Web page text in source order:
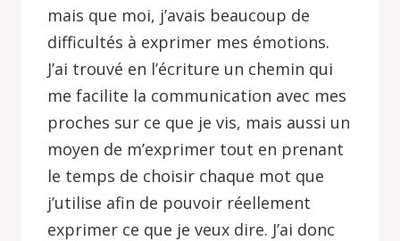
mais que moi, j’avais beaucoup de
difficultés à exprimer mes émotions.
J’ai trouvé en l’écriture un chemin qui
me facilite la communication avec mes
proches sur ce que je vis, mais aussi un
moyen de m’exprimer tout en prenant
le temps de choisir chaque mot que
j’utilise afin de pouvoir réellement
exprimer ce que je veux dire. J’ai donc